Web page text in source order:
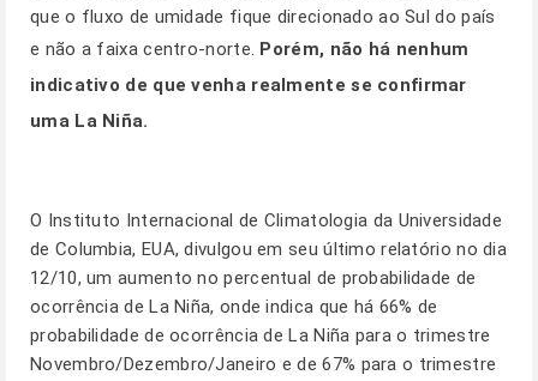
que o fluxo de umidade fique direcionado ao Sul do país
e não a faixa centro-norte. Porém, não há nenhum
indicativo de que venha realmente se confirmar
uma La Niña.
O Instituto Internacional de Climatologia da Universidade
de Columbia, EUA, divulgou em seu último relatório no dia
12/10, um aumento no percentual de probabilidade de
ocorrência de La Niña, onde indica que há 66% de
probabilidade de ocorrência de La Niña para o trimestre
Novembro/Dezembro/Janeiro e de 67% para o trimestre